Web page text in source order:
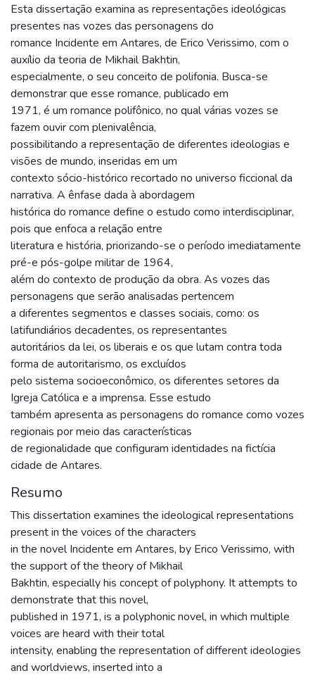
Esta dissertação examina as representações ideológicas
presentes nas vozes das personagens do
romance Incidente em Antares, de Erico Verissimo, com o
auxílio da teoria de Mikhail Bakhtin,
especialmente, o seu conceito de polifonia. Busca-se
demonstrar que esse romance, publicado em
1971, é um romance polifônico, no qual várias vozes se
fazem ouvir com plenivalência,
possibilitando a representação de diferentes ideologias e
visões de mundo, inseridas em um
contexto sócio-histórico recortado no universo ficcional da
narrativa. A ênfase dada à abordagem
histórica do romance define o estudo como interdisciplinar,
pois que enfoca a relação entre
literatura e história, priorizando-se o período imediatamente
pré-e pós-golpe militar de 1964,
além do contexto de produção da obra. As vozes das
personagens que serão analisadas pertencem
a diferentes segmentos e classes sociais, como: os
latifundiários decadentes, os representantes
autoritários da lei, os liberais e os que lutam contra toda
forma de autoritarismo, os excluídos
pelo sistema socioeconômico, os diferentes setores da
Igreja Católica e a imprensa. Esse estudo
também apresenta as personagens do romance como vozes
regionais por meio das características
de regionalidade que configuram identidades na fictícia
cidade de Antares.
Resumo
This dissertation examines the ideological representations
present in the voices of the characters
in the novel Incidente em Antares, by Erico Verissimo, with
the support of the theory of Mikhail
Bakhtin, especially his concept of polyphony. It attempts to
demonstrate that this novel,
published in 1971, is a polyphonic novel, in which multiple
voices are heard with their total
intensity, enabling the representation of different ideologies
and worldviews, inserted into a